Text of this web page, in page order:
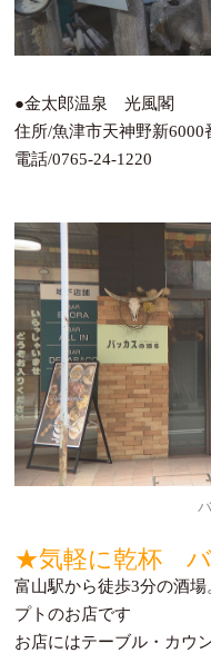
●金太郎温泉 光風閣
住所/魚津市天神野新6000
電話/0765-24-1220
★気軽に乾杯 バ
富山駅から徒歩3分の酒
プトのお店です
お店にはテーブル・カウ